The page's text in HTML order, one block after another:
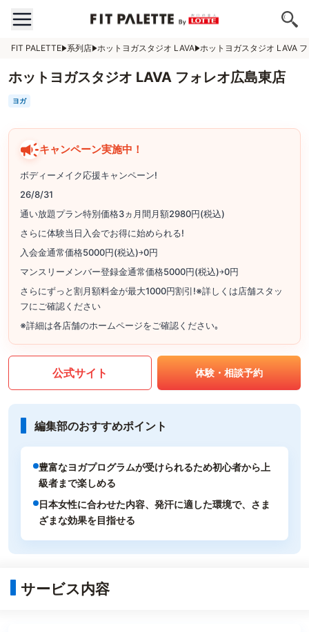
FIT PALETTE 系列店 ホットヨガスタジオ LAVA ホットヨガスタジオ LAVA
ホットヨガスタジオ LAVA フォレオ広島東店
ヨガ
キャンペーン実施中！
ボディーメイク応援キャンペーン!
26/8/31
通い放題プラン特別価格3ヵ月間月額2980円(税込)
さらに体験当日入会でお得に始められる!
入会金通常価格5000円(税込)￫0円
マンスリーメンバー登録金通常価格5000円(税込)￫0円
さらにずっと割月額料金が最大1000円割引!※詳しくは店舗スタッ
フにご確認ください
※詳細は各店舗のホームページをご確認ください｡
公式サイト 体験・相談予約
編集部のおすすめポイント
豊富なヨガプログラムが受けられるため初心者から上
級者まで楽しめる
日本女性に合わせた内容、発汗に適した環境で、さま
ざまな効果を目指せる
サービス内容